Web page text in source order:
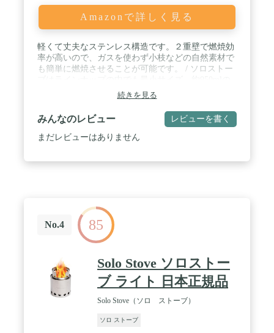
Amazonで詳しく見る
軽くて丈夫なステンレス構造です。２重壁で燃焼効
率が高いので、ガスを使わず小枝などの自然素材で
も簡単に燃焼させることが可能です。 / ソロストー
水を8〜10分で沸かすことができます。 / 【サイ
ズ】高さ：約10cm（収納時）、約14.5cm（使用
時）、直径（幅）：約10.8cm 【重量】約255g /
【材質】ステンレススチール（SUS304）、ニクロ
ムワイヤー / 【内容】本体、ゴトク、収納袋、日本
続きを見る
みんなのレビュー レビューを書く
まだレビューはありません
No.4 85
Solo Stove ソロストー
ブ ライト 日本正規品
Solo Stove（ソロ ストーブ）
ソロ ストーブ